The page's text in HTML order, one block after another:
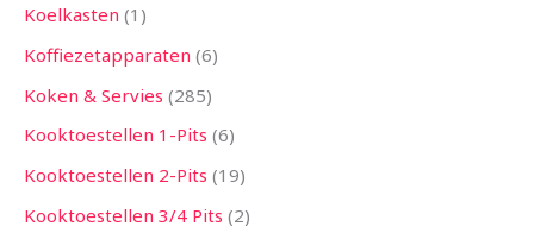
Koelkasten 1
Koffiezetapparaten 6
Koken & Servies 285
Kooktoestellen 1-Pits 6
Kooktoestellen 2-Pits 19
Kooktoestellen 3/4 Pits 2